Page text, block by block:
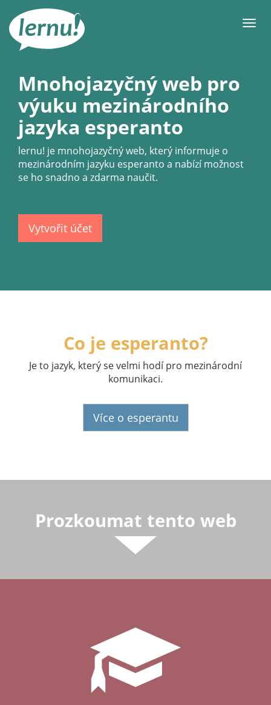
obsahu
Mnohojazyčný web pro
výuku mezinárodního
jazyka esperanto
lernu! je mnohojazyčný web, který informuje o
mezinárodním jazyku esperanto a nabízí možnost
se ho snadno a zdarma naučit.
Vytvořit účet
Co je esperanto?
Je to jazyk, který se velmi hodí pro mezinárodní
komunikaci.
Více o esperantu
Prozkoumat tento web